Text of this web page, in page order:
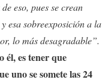
eso, pues se crean
esa sobreexposición a la
lo más desagradable”.
él, es tener que
uno se somete las 24